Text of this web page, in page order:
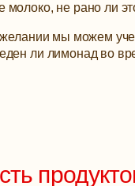
молоко, не рано ли
желании мы можем
ли лимонад во